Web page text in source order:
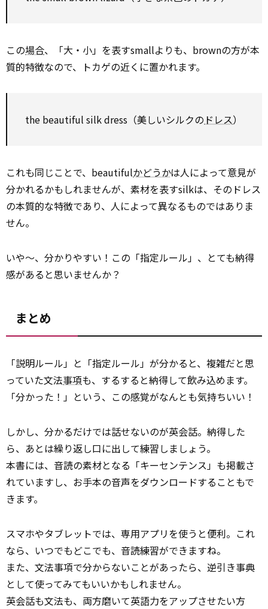
この場合、「大・小」を表すsmallよりも、brownの方が本
質的特徴なので、トカゲの近くに置かれます。
the beautiful silk dress（美しいシルクの ドレス）
これも同じことで、beautifulかどうかは人によって意見が
分かれるかもしれませんが、素材を表すsilkは、そのドレス
の本質的な特徴であり、人によって異なるものではありま
せん。
いや〜、分かりやすい！この「指定ルール」、とても納得
感があると思いませんか？
まとめ
「説明ルール」と「指定ルール」が分かると、複雑だと思
っていた文法事項も、するすると納得して飲み込めます。
「分かった！」という、この感覚がなんとも気持ちいい！
しかし、分かるだけでは話せないのが英会話。納得した
ら、あとは繰り返し口に出して練習しましょう。
本書には、音読の素材となる「キーセンテンス」も掲載さ
れていますし、お手本の音声をダウンロードすることもで
きます。
スマホやタブレットでは、専用アプリを使うと便利。これ
なら、いつでもどこでも、音読練習ができますね。
また、文法事項で分からないことがあったら、逆引き事典
として使ってみてもいいかもしれません。
英会話も文法も、両方磨いて英語力をアップさせたい方